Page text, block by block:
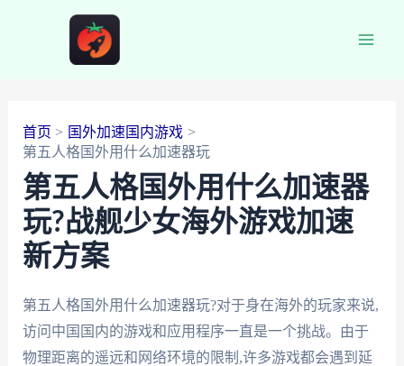
首页
国外加速国内游戏
第五人格国外用什么加速器玩
第五人格国外用什么加速器
玩?战舰少女海外游戏加速
新方案
第五人格国外用什么加速器玩?对于身在海外的玩家来说,
访问中国国内的游戏和应用程序一直是一个挑战。由于
物理距离的遥远和网络环境的限制,许多游戏都会遇到延